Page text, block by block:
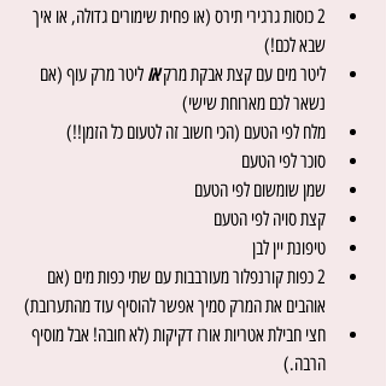
2 כוסות גרגירי תירס (או פחית שימורים גדולה, או איך
שבא לכם!)
ליטר מים עם קצת אבקת מרק או ליטר מרק עוף (אם
נשאר לכם מארוחת שישי)
מלח לפי הטעם (הכי חשוב זה לטעום כל הזמן!!)
סוכר לפי הטעם
שמן שומשום לפי הטעם
קצת סויה לפי הטעם
טיפונת יין לבן
2 כפות קורנפלור מעורבבות עם שתי כפות מים (אם
אוהבים את המרק סמיך אפשר להוסיף עוד מהתערובת)
חצי חבילת אטריות אורז דקיקות (לא חובה! אבל מוסיף
הרבה.)